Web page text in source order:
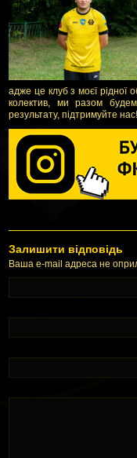
адже це клуб з моєї рідної
колектив, ми разом
результату, підтримуйте нас!
Залишити відповідь
Ваша e-mail адреса не